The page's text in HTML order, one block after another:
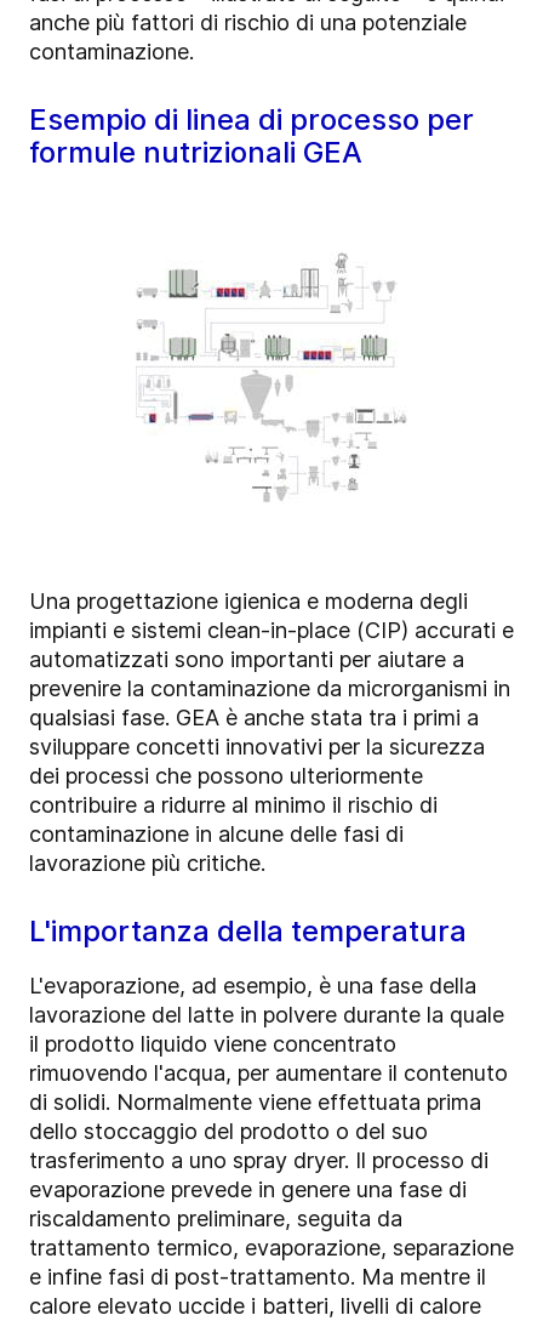
anche più fattori di rischio di una potenziale
contaminazione.
Esempio di linea di processo per
formule nutrizionali GEA
Una progettazione igienica e moderna degli
impianti e sistemi clean-in-place (CIP) accurati e
automatizzati sono importanti per aiutare a
prevenire la contaminazione da microrganismi in
qualsiasi fase. GEA è anche stata tra i primi a
sviluppare concetti innovativi per la sicurezza
dei processi che possono ulteriormente
contribuire a ridurre al minimo il rischio di
contaminazione in alcune delle fasi di
lavorazione più critiche.
L'importanza della temperatura
L'evaporazione, ad esempio, è una fase della
lavorazione del latte in polvere durante la quale
il prodotto liquido viene concentrato
rimuovendo l'acqua, per aumentare il contenuto
di solidi. Normalmente viene effettuata prima
dello stoccaggio del prodotto o del suo
trasferimento a uno spray dryer. Il processo di
evaporazione prevede in genere una fase di
riscaldamento preliminare, seguita da
trattamento termico, evaporazione, separazione
e infine fasi di post-trattamento. Ma mentre il
calore elevato uccide i batteri, livelli di calore